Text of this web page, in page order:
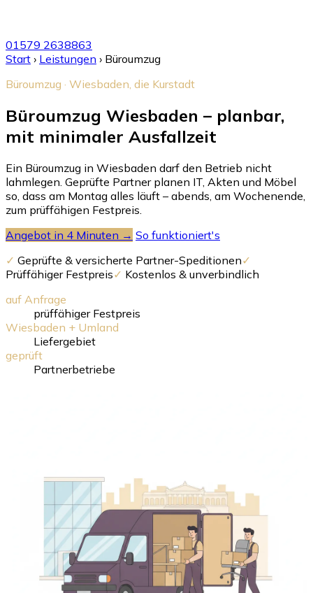
01579 2638863
Start › Leistungen › Büroumzug
Büroumzug · Wiesbaden, die Kurstadt
Büroumzug Wiesbaden – planbar,
mit minimaler Ausfallzeit
Ein Büroumzug in Wiesbaden darf den Betrieb nicht
lahmlegen. Geprüfte Partner planen IT, Akten und Möbel
so, dass am Montag alles läuft – abends, am Wochenende,
zum prüffähigen Festpreis.
Angebot in 4 Minuten → So funktioniert's
✓ Geprüfte & versicherte Partner-Speditionen✓
Prüffähiger Festpreis✓ Kostenlos & unverbindlich
auf Anfrage
prüffähiger Festpreis
Wiesbaden + Umland
Liefergebiet
geprüft
Partnerbetriebe